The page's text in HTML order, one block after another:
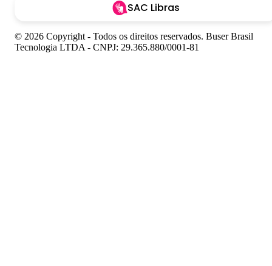
SAC Libras
© 2026 Copyright - Todos os direitos reservados. Buser Brasil
Tecnologia LTDA - CNPJ: 29.365.880/0001-81